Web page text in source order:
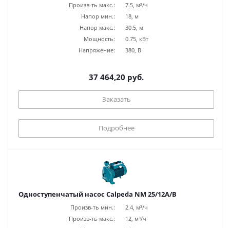
Произв-ть макс.:
7.5, м³/ч
Напор мин.:
18, м
Напор макс.:
30.5, м
Мощность:
0.75, кВт
Напряжение:
380, В
37 464,20 руб.
Заказать
Подробнее
Одноступенчатый насос Calpeda NM 25/12A/B
Произв-ть мин.:
2.4, м³/ч
Произв-ть макс.:
12, м³/ч